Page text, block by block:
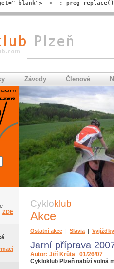
-> :
Závody Členové
ZDE
Cykloklub
Akce
Ostatní akce | Slavia | Vyjížďky
Jarní příprava
Autor: Jiří Krůta 01/26/07
Cykloklub Plzeň nabízí volná